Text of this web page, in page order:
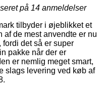
på 14 anmeldelser
tilbyder i øjeblikket et
af de mest anvendte er nu
det så er super
pakke når der er
er nemlig meget smart,
slags levering ved køb af